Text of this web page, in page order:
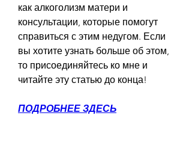
как алкоголизм матери и
консультации, которые помогут
справиться с этим недугом. Если
вы хотите узнать больше об этом,
то присоединяйтесь ко мне и
читайте эту статью до конца!
ПОДРОБНЕЕ ЗДЕСЬ